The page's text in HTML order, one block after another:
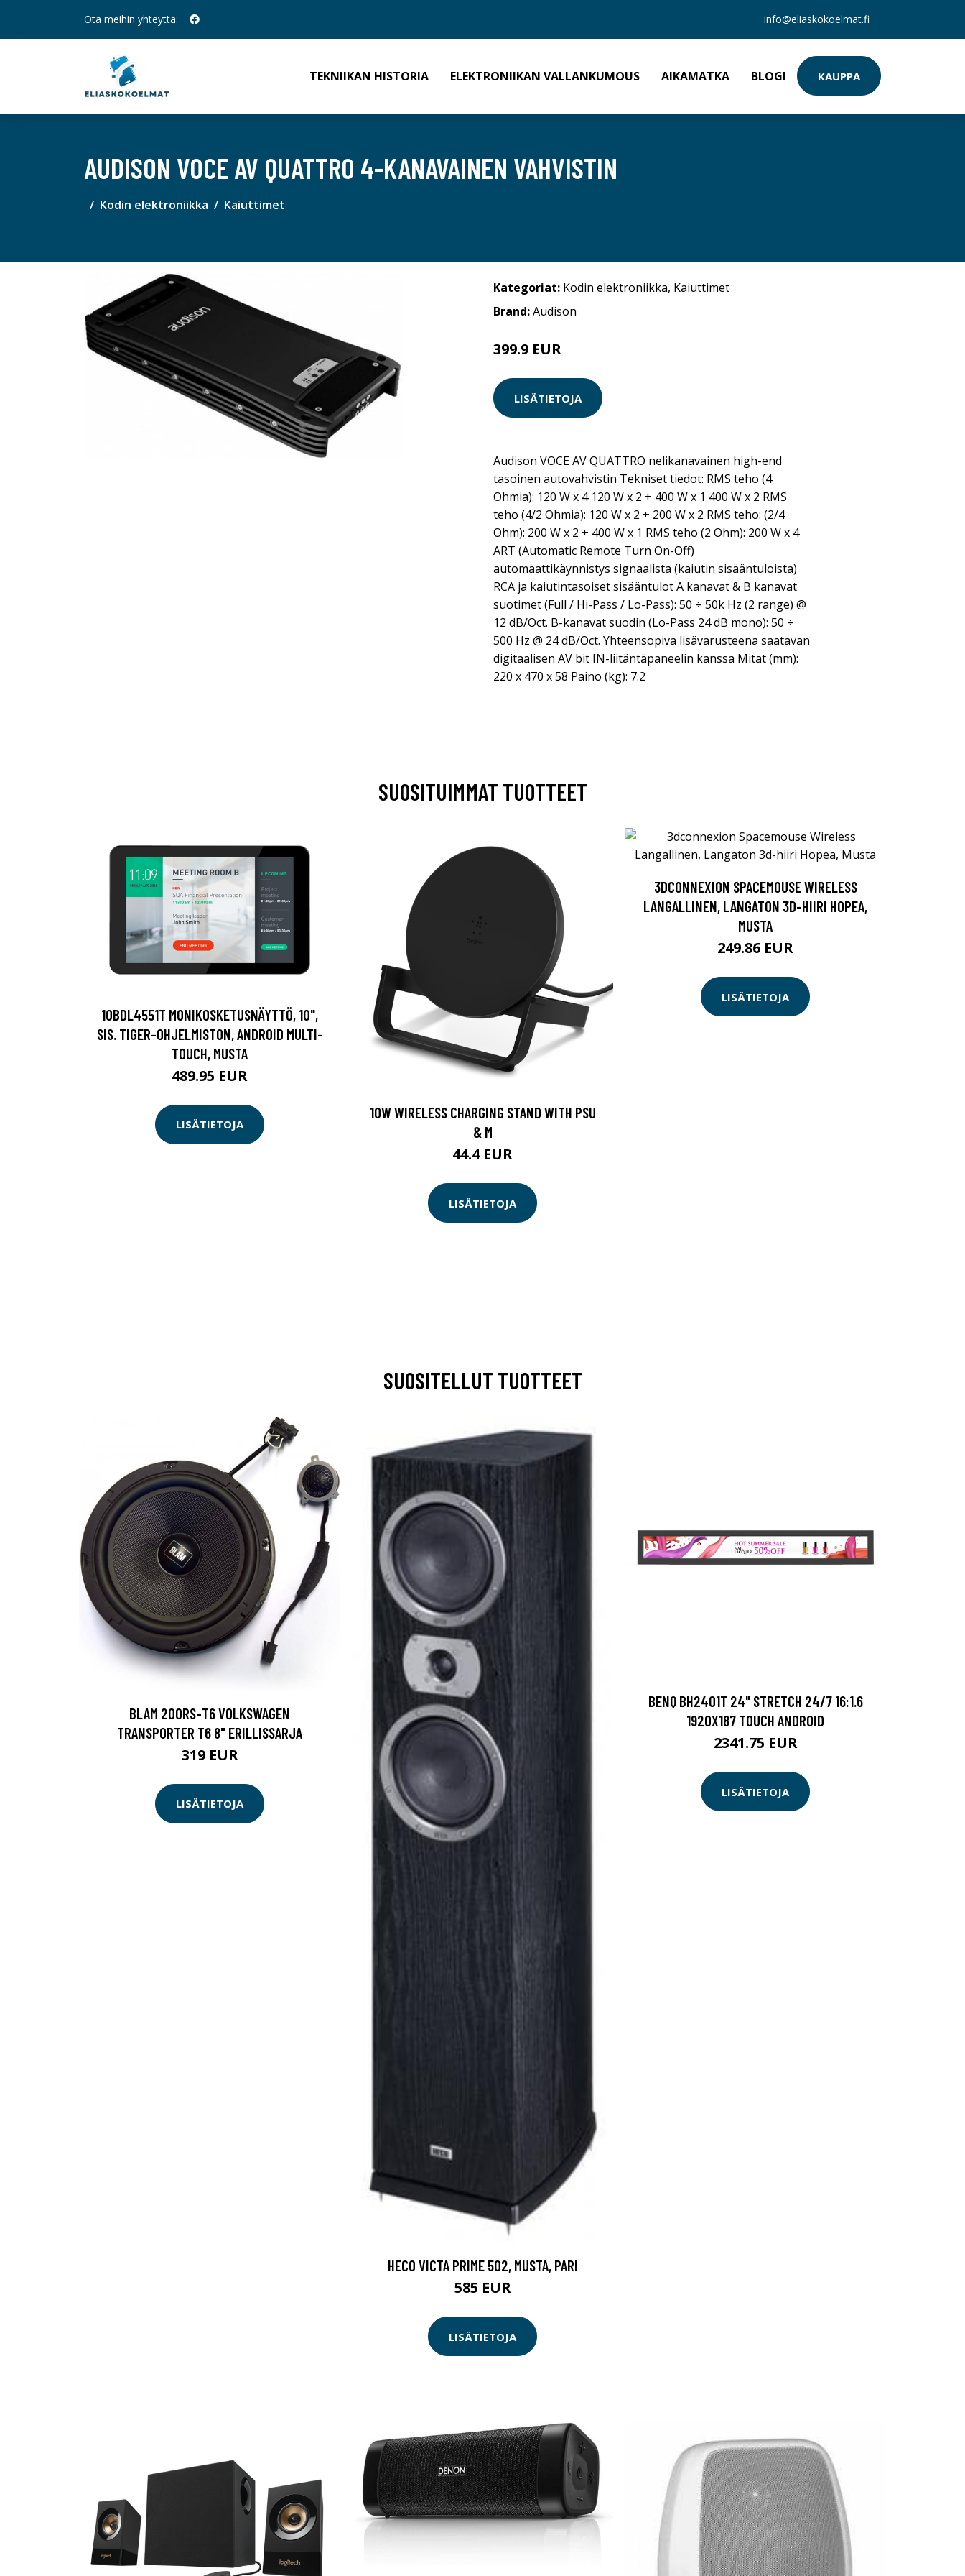
Ota meihin yhteyttä: info@eliaskokoelmat.fi
TEKNIIKAN HISTORIA ELEKTRONIIKAN VALLANKUMOUS AIKAMATKA BLOGI KAUPPA
AUDISON VOCE AV QUATTRO 4-KANAVAINEN VAHVISTIN
Kodin elektroniikka Kaiuttimet
Kategoriat: Kodin elektroniikka, Kaiuttimet
Brand:Audison
399.9 EUR
LISÄTIETOJA
Audison VOCE AV QUATTRO nelikanavainen high-end
tasoinen autovahvistin Tekniset tiedot: RMS teho (4
Ohmia): 120 W x 4 120 W x 2 + 400 W x 1 400 W x 2 RMS
teho (4/2 Ohmia): 120 W x 2 + 200 W x 2 RMS teho: (2/4
Ohm): 200 W x 2 + 400 W x 1 RMS teho (2 Ohm): 200 W x 4
ART (Automatic Remote Turn On-Off)
automaattikäynnistys signaalista (kaiutin sisääntuloista)
RCA ja kaiutintasoiset sisääntulot A kanavat & B kanavat
suotimet (Full / Hi-Pass / Lo-Pass): 50 ÷ 50k Hz (2 range) @
12 dB/Oct. B-kanavat suodin (Lo-Pass 24 dB mono): 50 ÷
500 Hz @ 24 dB/Oct. Yhteensopiva lisävarusteena saatavan
digitaalisen AV bit IN-liitäntäpaneelin kanssa Mitat (mm):
220 x 470 x 58 Paino (kg): 7.2
SUOSITUIMMAT TUOTTEET
10BDL4551T MONIKOSKETUSNÄYTTÖ, 10",
SIS. TIGER-OHJELMISTON, ANDROID MULTI-
TOUCH, MUSTA
489.95 EUR
LISÄTIETOJA
10W WIRELESS CHARGING STAND WITH PSU
& M
44.4 EUR
LISÄTIETOJA
3DCONNEXION SPACEMOUSE WIRELESS
LANGALLINEN, LANGATON 3D-HIIRI HOPEA,
MUSTA
249.86 EUR
LISÄTIETOJA
SUOSITELLUT TUOTTEET
BLAM 200RS-T6 VOLKSWAGEN
TRANSPORTER T6 8" ERILLISSARJA
319 EUR
LISÄTIETOJA
HECO VICTA PRIME 502, MUSTA, PARI
585 EUR
LISÄTIETOJA
BENQ BH2401T 24" STRETCH 24/7 16:1.6
1920X187 TOUCH ANDROID
2341.75 EUR
LISÄTIETOJA